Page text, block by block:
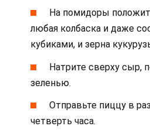
На помидоры
любая колбаска и даже
кубиками, и зерна
Натрите сверху сыр,
зеленью.
Отправьте пиццу в
четверть часа.